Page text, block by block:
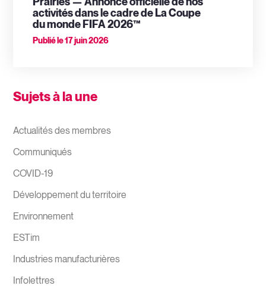
activités dans le cadre de La Coupe
du monde FIFA 2026™
Publié le17 juin 2026
Sujets à la une
Actualités des membres
Communiqués
COVID-19
Développement du territoire
Environnement
ESTim
Industries manufacturières
Infolettres